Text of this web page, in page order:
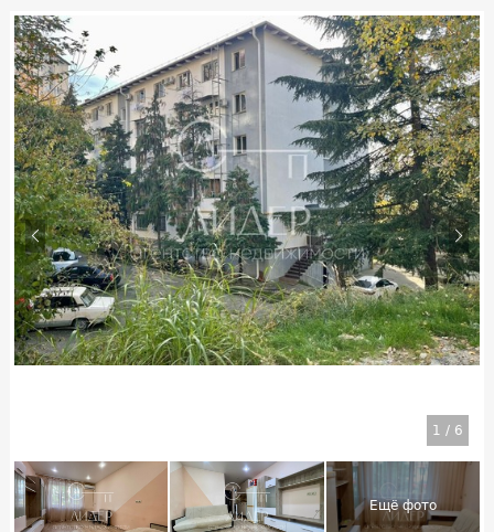
1 / 6